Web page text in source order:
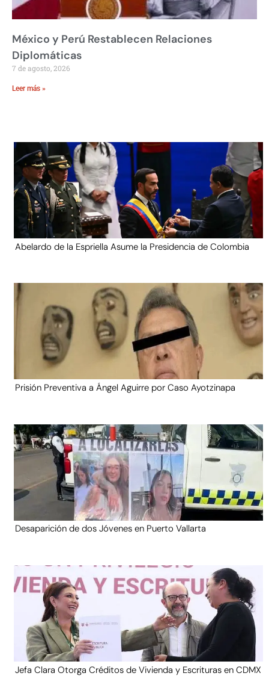
México y Perú Restablecen Relaciones
Diplomáticas
7 de agosto, 2026
Leer más »
Abelardo de la Espriella Asume la Presidencia de Colombia
Prisión Preventiva a Ángel Aguirre por Caso Ayotzinapa
Desaparición de dos Jóvenes en Puerto Vallarta
Jefa Clara Otorga Créditos de Vivienda y Escrituras en CDMX